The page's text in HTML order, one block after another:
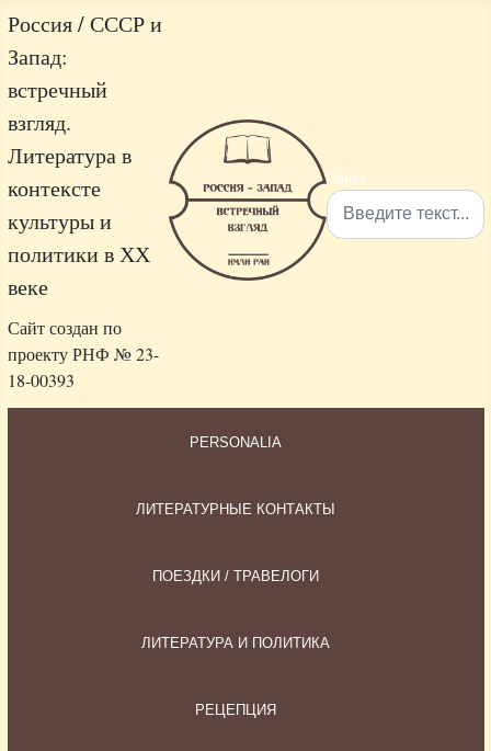
Россия / СССР и
Запад:
встречный
взгляд.
Литература в
контексте
культуры и
политики в ХХ
веке
Сайт создан по
проекту РНФ № 23-
18-00393
Поиск
PERSONALIA
ЛИТЕРАТУРНЫЕ КОНТАКТЫ
ПОЕЗДКИ / ТРАВЕЛОГИ
ЛИТЕРАТУРА И ПОЛИТИКА
РЕЦЕПЦИЯ